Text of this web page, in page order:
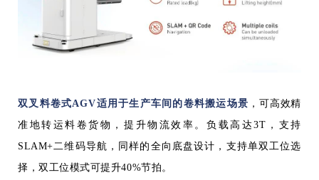
双叉料卷式AGV适用于生产车间的卷料搬运场景 ，可高效精
准地转运料卷货物，提升物流效率。负载高达3T，支持
SLAM+二维码导航，同样的全向底盘设计，支持单双工位选
择，双工位模式可提升40%节拍。